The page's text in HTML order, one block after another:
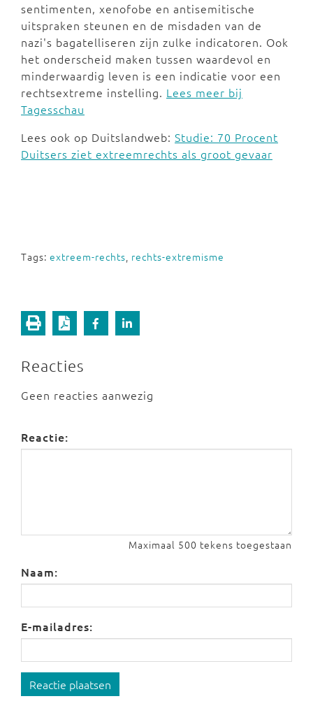
sentimenten, xenofobe en antisemitische
uitspraken steunen en de misdaden van de
nazi's bagatelliseren zijn zulke indicatoren. Ook
het onderscheid maken tussen waardevol en
minderwaardig leven is een indicatie voor een
rechtsextreme instelling. Lees meer bij
Tagesschau
Lees ook op Duitslandweb: Studie: 70 Procent
Duitsers ziet extreemrechts als groot gevaar
Tags: extreem-rechts, rechts-extremisme
Reacties
Geen reacties aanwezig
Reactie:
Maximaal 500 tekens toegestaan
Naam:
E-mailadres:
Reactie plaatsen